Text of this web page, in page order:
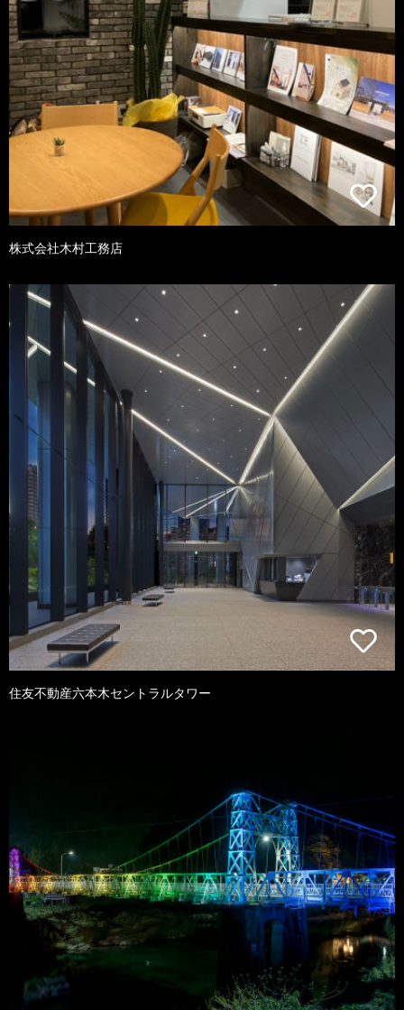
株式会社木村工務店
住友不動産六本木セントラルタワー